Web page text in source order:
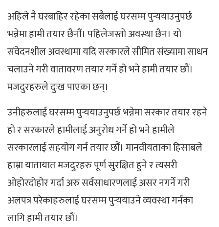
अहिले नै घरबाहिर रहेका सबैलाई घरसम्म पुर्‍ययाउनुपर्छ
भन्नेमा हामी तयार छैनौं। पहिलेजस्तो अवस्था छैन। यो
संवेदनशील अवस्थामा यदि सरकारले सीमित संख्यामा साधन
चलाउने गरी वातावरण तयार गर्ने हो भने हामी तयार छौं।
मजदुरहरुले दुःख पाएका छन्।
उनीहरुलाई घरसम्म पुर्‍ययाउनुपर्छ भन्नेमा सरकार तयार रहने
हो र सरकारले हामीलाई अनुरोध गर्ने हो भने हामीले
सरकारलाई सहयोग गर्न तयार छौं। मानवीयताका हिसाबले
हाम्रा यातायात मजदुरहरु पूर्ण सुरक्षित हुने र त्यसरी
ओहोरदोहोर गर्दा अरु सर्वसाधारणलाई असर नगर्ने गरी
अलपत्र परेकाहरुलाई घरसम्म पुर्‍ययाउने व्यवस्था गर्नका
लागि हामी तयार छौं।